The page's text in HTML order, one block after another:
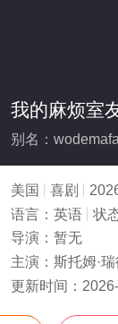
我的麻烦室
别名：
美国 喜剧
语言： 英语 状
导演： 暂无
主演： 斯托姆·瑞德,艾丹
更新时间：